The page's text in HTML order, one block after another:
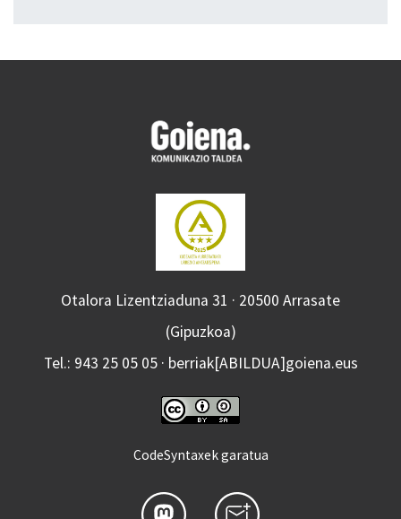
Otalora Lizentziaduna 31 · 20500 Arrasate
(Gipuzkoa)
Tel.: 943 25 05 05 · berriak[ABILDUA]goiena.eus
CodeSyntaxek garatua